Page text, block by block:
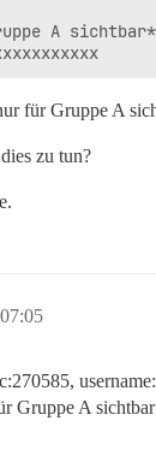
A
für Gruppe A
zu tun?
Gruppe A